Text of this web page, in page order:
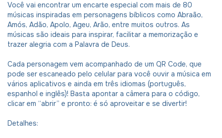
Você vai encontrar um encarte especial com mais de 80
músicas inspiradas em personagens bíblicos como Abraão,
Amós, Adão, Apolo, Ageu, Arão, entre muitos outros. As
músicas são ideais para inspirar, facilitar a memorização e
trazer alegria com a Palavra de Deus.
Cada personagem vem acompanhado de um QR Code, que
pode ser escaneado pelo celular para você ouvir a música em
vários aplicativos e ainda em três idiomas (português,
espanhol e inglês)! Basta apontar a câmera para o código,
clicar em “abrir” e pronto: é só aproveitar e se divertir!
Detalhes: